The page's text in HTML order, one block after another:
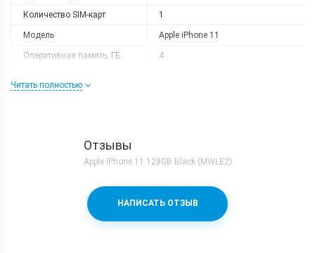
актуальной iPhone в 2022 году за сравнительно небольшие
деньги, тогда iPhone 11 подойдет для вас. Он значительно
стоит.
Количество SIM-карт 1
Модель Apple iPhone 11
Оперативная память, ГБ 4
Количество ядер 6
2x2.65 + 4x1.8
Читать полностью
Отзывы
Apple iPhone 11 128GB Black (MWLE2)
НАПИСАТЬ ОТЗЫВ